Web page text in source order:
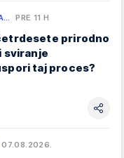
PRE 11 H
prirodno
sviranje
taj proces?
07.08.2026.